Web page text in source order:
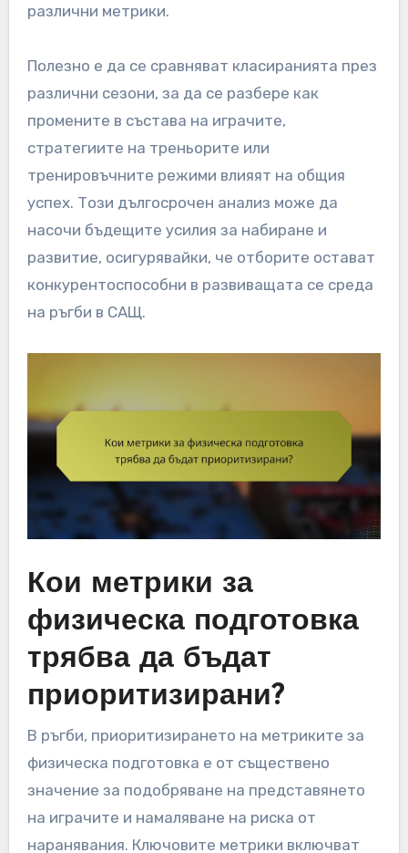
различни метрики.
Полезно е да се сравняват класиранията през
различни сезони, за да се разбере как
промените в състава на играчите,
стратегиите на треньорите или
тренировъчните режими влияят на общия
успех. Този дългосрочен анализ може да
насочи бъдещите усилия за набиране и
развитие, осигурявайки, че отборите остават
конкурентоспособни в развиващата се среда
на ръгби в САЩ.
Кои метрики за
физическа подготовка
трябва да бъдат
приоритизирани?
В ръгби, приоритизирането на метриките за
физическа подготовка е от съществено
значение за подобряване на представянето
на играчите и намаляване на риска от
наранявания. Ключовите метрики включват